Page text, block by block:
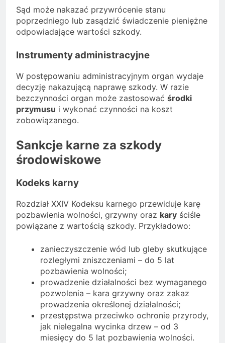
Sąd może nakazać przywrócenie stanu
poprzedniego lub zasądzić świadczenie pieniężne
odpowiadające wartości szkody.
Instrumenty administracyjne
W postępowaniu administracyjnym organ wydaje
decyzję nakazującą naprawę szkody. W razie
bezczynności organ może zastosować środki
przymusu i wykonać czynności na koszt
zobowiązanego.
Sankcje karne za szkody
środowiskowe
Kodeks karny
Rozdział XXIV Kodeksu karnego przewiduje karę
pozbawienia wolności, grzywny oraz kary ściśle
powiązane z wartością szkody. Przykładowo:
zanieczyszczenie wód lub gleby skutkujące
rozległymi zniszczeniami – do 5 lat
pozbawienia wolności;
prowadzenie działalności bez wymaganego
pozwolenia – kara grzywny oraz zakaz
prowadzenia określonej działalności;
przestępstwa przeciwko ochronie przyrody,
jak nielegalna wycinka drzew – od 3
miesięcy do 5 lat pozbawienia wolności.